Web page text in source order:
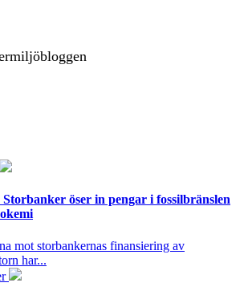
Storbanker öser in pengar i fossilbränslen
mot storbankernas finansiering av
har...